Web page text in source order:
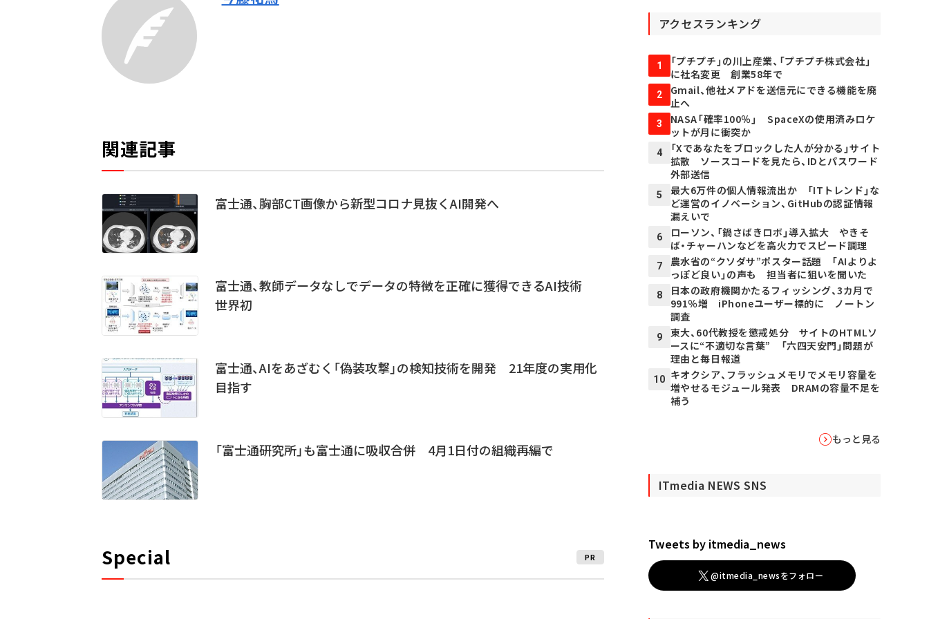
関連記事
富士通、胸部CT画像から新型コロナ見抜くAI開発へ
富士通、教師データなしでデータの特徴を正確に獲得できるAI技術
世界初
富士通、AIをあざむく「偽装攻撃」の検知技術を開発 21年度の実用化
目指す
「富士通研究所」も富士通に吸収合併 4月1日付の組織再編で
Special PR
アクセスランキング
1
「プチプチ」の川上産業、「プチプチ株式会社」
に社名変更 創業58年で
2
Gmail、他社メアドを送信元にできる機能を廃
止へ
3
NASA「確率100％」 SpaceXの使用済みロケ
ットが月に衝突か
4
「Xであなたをブロックした人が分かる」サイト
拡散 ソースコードを見たら、IDとパスワード
外部送信
5
最大6万件の個人情報流出か 「ITトレンド」な
ど運営のイノベーション、GitHubの認証情報
漏えいで
6
ローソン、「鍋さばきロボ」導入拡大 やきそ
ば・チャーハンなどを高火力でスピード調理
7
農水省の“クソダサ”ポスター話題 「AIよりよ
っぽど良い」の声も 担当者に狙いを聞いた
8
日本の政府機関かたるフィッシング、3カ月で
991％増 iPhoneユーザー標的に ノートン
調査
9
東大、60代教授を懲戒処分 サイトのHTMLソ
ースに“不適切な言葉” 「六四天安門」問題が
理由と毎日報道
10 キオクシア、フラッシュメモリでメモリ容量を
増やせるモジュール発表 DRAMの容量不足を
補う
もっと見る
ITmedia NEWS SNS
Tweets by itmedia_news
@itmedia_newsをフォロー